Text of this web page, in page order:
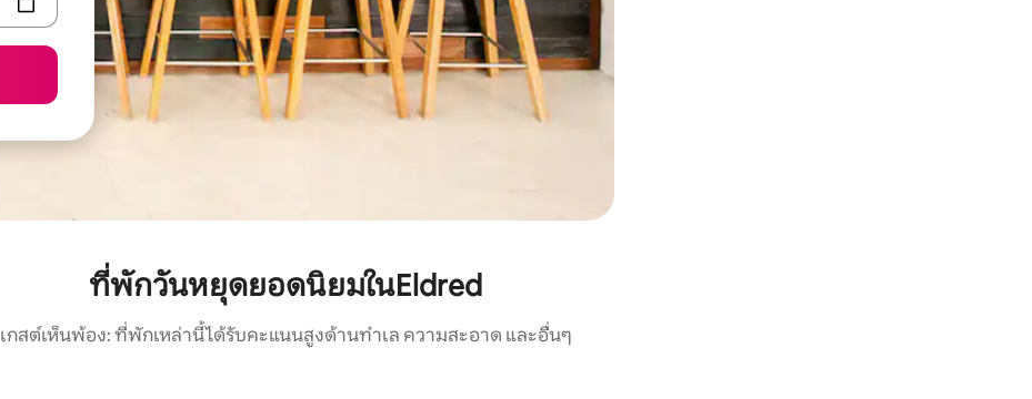
ที่พักวันหยุดยอดนิยมในEldred
เกสต์เห็นพ้อง: ที่พักเหล่านี้ได้รับคะแนนสูงด้านทำเล ความสะอาด และอื่นๆ